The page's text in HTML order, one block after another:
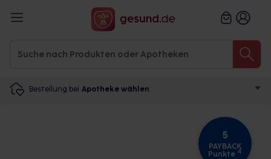
Bestellung bei Apotheke wählen
5
PAYBACK
Punkte 4